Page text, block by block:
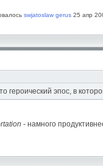
swjatoslaw gerus 25 апр
героический эпос, в
- намного